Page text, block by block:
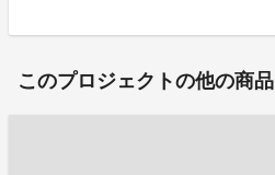
このプロジェクトの他の商品